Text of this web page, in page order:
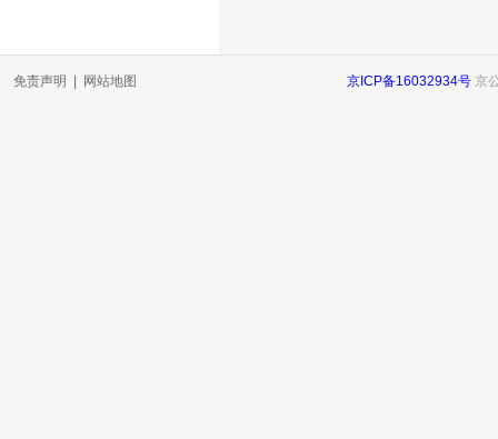
免责声明 网站地图 京ICP备16032934号 京